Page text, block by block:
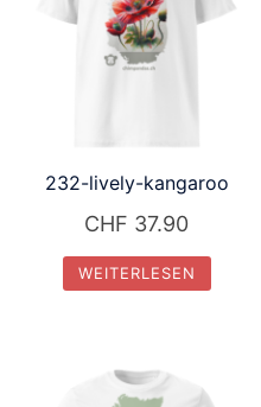
232-lively-kangaroo
CHF 37.90
WEITERLESEN